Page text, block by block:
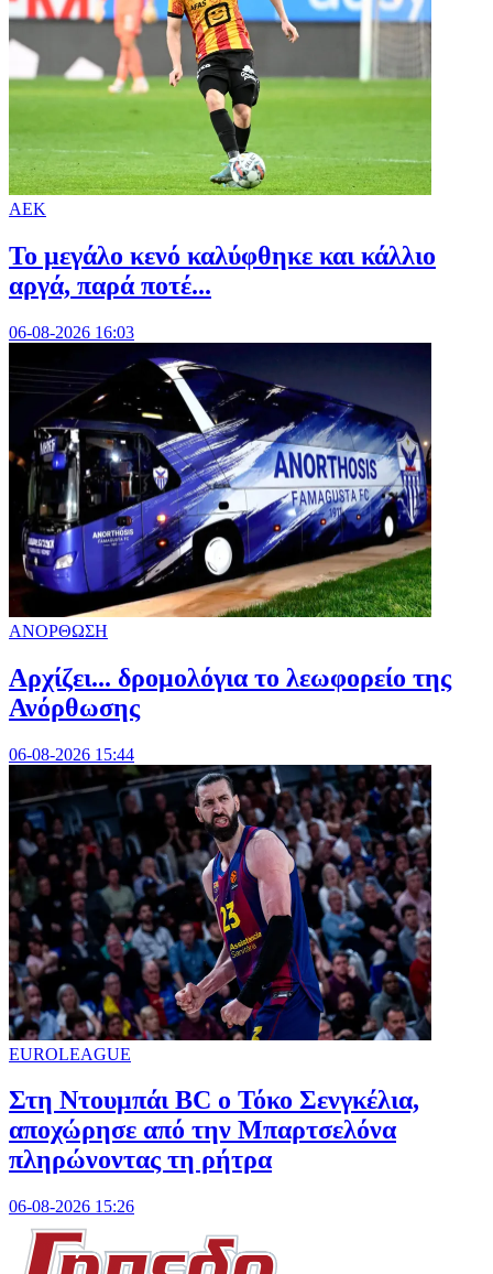
ΑΕΚ
Το μεγάλο κενό καλύφθηκε και κάλλιο
αργά, παρά ποτέ...
06-08-2026 16:03
ΑΝΟΡΘΩΣΗ
Αρχίζει... δρομολόγια το λεωφορείο της
Ανόρθωσης
06-08-2026 15:44
EUROLEAGUE
Στη Nτουμπάι BC ο Τόκο Σενγκέλια,
αποχώρησε από την Μπαρτσελόνα
πληρώνοντας τη ρήτρα
06-08-2026 15:26